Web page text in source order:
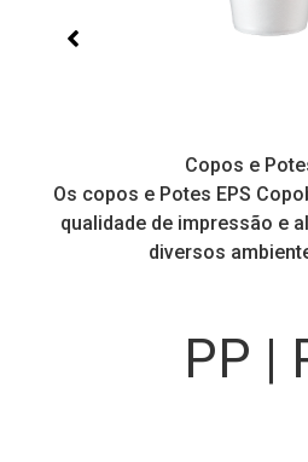
Copos e
Os copos e Potes EPS
qualidade de impressão e
diversos
PP |